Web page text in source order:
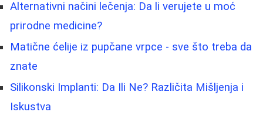
Alternativni načini lečenja: Da li verujete u moć
prirodne medicine?
Matične ćelije iz pupčane vrpce - sve što treba da
znate
Silikonski Implanti: Da Ili Ne? Različita Mišljenja i
Iskustva